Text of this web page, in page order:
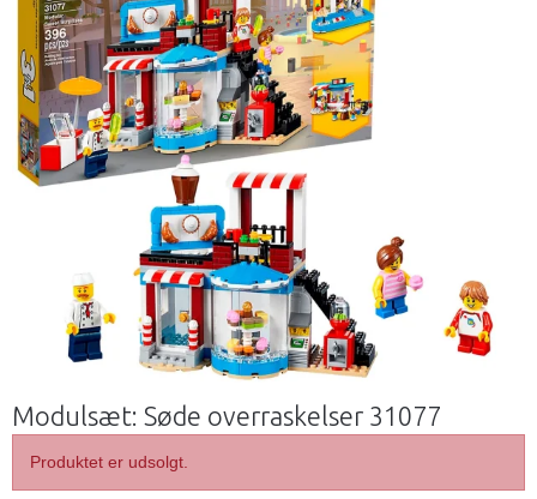
Modulsæt: Søde overraskelser 31077
Produktet er udsolgt.